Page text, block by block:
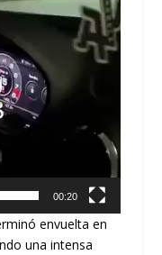
00:20
envuelta en
una intensa